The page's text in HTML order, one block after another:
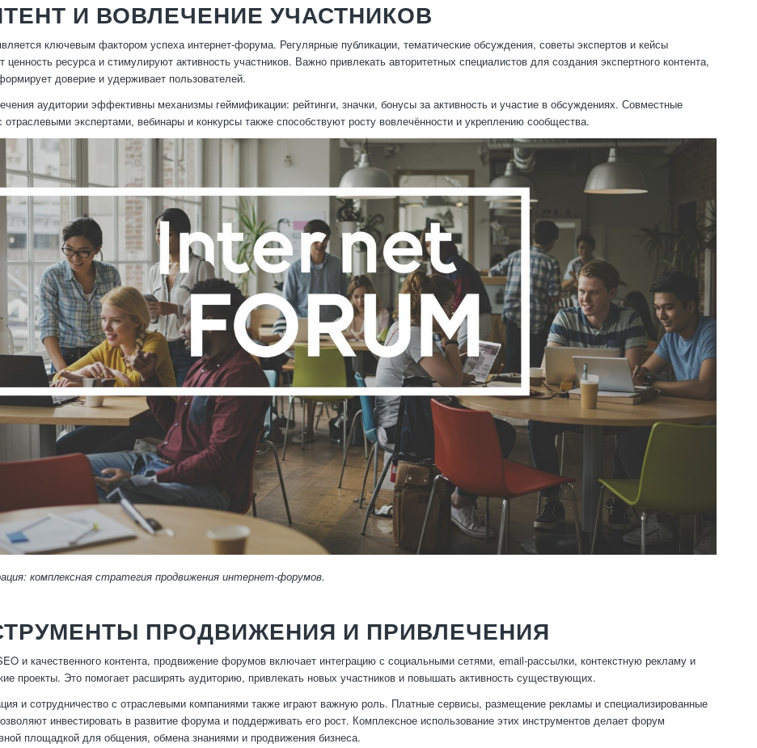
И ВОВЛЕЧЕНИЕ УЧАСТНИКОВ
ключевым фактором успеха интернет-форума. Регулярные публикации, тематические обсуждения, советы экспертов и кейсы
ресурса и стимулируют активность участников. Важно привлекать авторитетных специалистов для создания экспертного контента,
доверие и удерживает пользователей.
аудитории эффективны механизмы геймификации: рейтинги, значки, бонусы за активность и участие в обсуждениях. Совместные
отраслевыми экспертами, вебинары и конкурсы также способствуют росту вовлечённости и укреплению сообщества.
комплексная стратегия продвижения интернет-форумов.
ПРОДВИЖЕНИЯ И ПРИВЛЕЧЕНИЯ
и качественного контента, продвижение форумов включает интеграцию с социальными сетями, email-рассылки, контекстную рекламу и
проекты. Это помогает расширять аудиторию, привлекать новых участников и повышать активность существующих.
и сотрудничество с отраслевыми компаниями также играют важную роль. Платные сервисы, размещение рекламы и специализированные
инвестировать в развитие форума и поддерживать его рост. Комплексное использование этих инструментов делает форум
площадкой для общения, обмена знаниями и продвижения бизнеса.